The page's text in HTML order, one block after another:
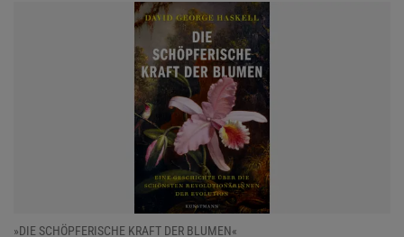
»DIE SCHÖPFERISCHE KRAFT DER BLUMEN«